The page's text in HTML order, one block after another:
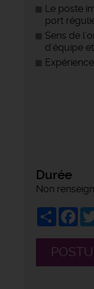
Le poste
port
Sens de
d’équipe
Durée
Non
Share